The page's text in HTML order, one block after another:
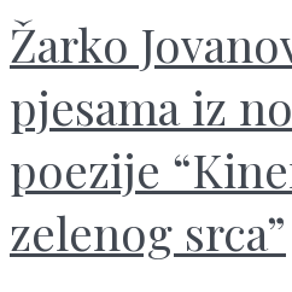
Žarko
pjesama iz
poezije
zelenog srca”